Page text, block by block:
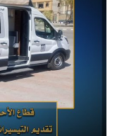
إنجازات
توعوية
الخدمات
الإلكترونية
صور
وفيديو
أصداء
إعلانات